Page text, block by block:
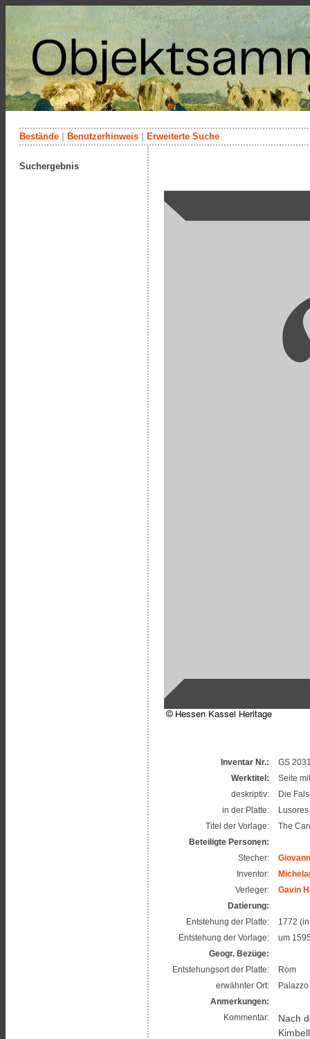
Bestände Benutzerhinweis Erweiterte Suche
Inventar Nr.:
GS
Werktitel:
Seite
deskriptiv:
Die
in der Platte:
Lusores
Titel der Vorlage:
The
Beteiligte Personen:
Stecher:
Inventor:
Verleger:
Gavin
Datierung:
Entstehung der Platte:
1772
Entstehung der Vorlage:
um
Geogr. Bezüge:
Entstehungsort der Platte:
Rom
erwähnter Ort:
Anmerkungen:
Kommentar:
Nach
Suchergebnis